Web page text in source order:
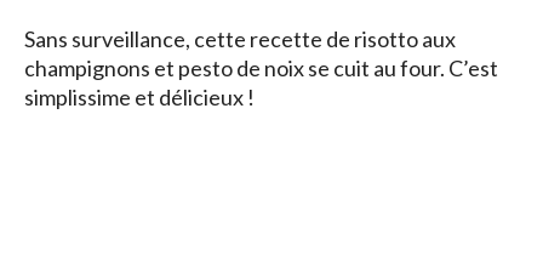
Sans surveillance, cette recette de risotto aux
champignons et pesto de noix se cuit au four. C’est
simplissime et délicieux !